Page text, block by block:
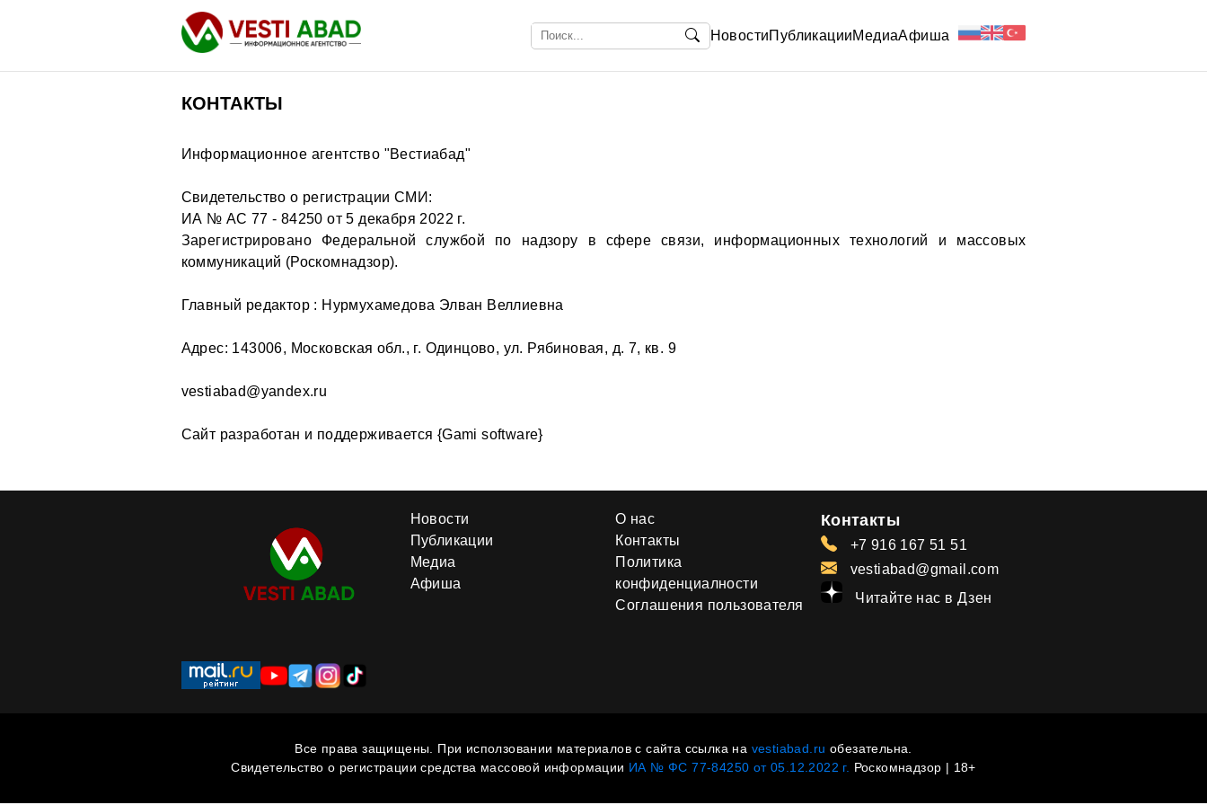
НовостиПубликацииМедиаАфиша
КОНТАКТЫ
Информационное агентство "Вестиабад"
Свидетельство о регистрации СМИ:
ИА № AC 77 - 84250 от 5 декабря 2022 г.
Зарегистрировано Федеральной службой по надзору в сфере связи, информационных технологий и массовых
коммуникаций (Роскомнадзор).
Главный редактор : Нурмухамедова Элван Веллиевна
Адрес: 143006, Московская обл., г. Одинцово, ул. Рябиновая, д. 7, кв. 9
vestiabad@yandex.ru
Сайт разработан и поддерживается {Gami software}
Новости
Публикации
Медиа
Афиша
О нас
Контакты
Политика
конфиденциалности
Соглашения пользователя
Контакты
+7 916 167 51 51
vestiabad@gmail.com
Читайте нас в Дзен
Все права защищены. При исползовании материалов с сайта ссылка на vestiabad.ru обезательна.
Свидетельство о регистрации средства массовой информации ИА № ФС 77-84250 от 05.12.2022 г. Роскомнадзор | 18+